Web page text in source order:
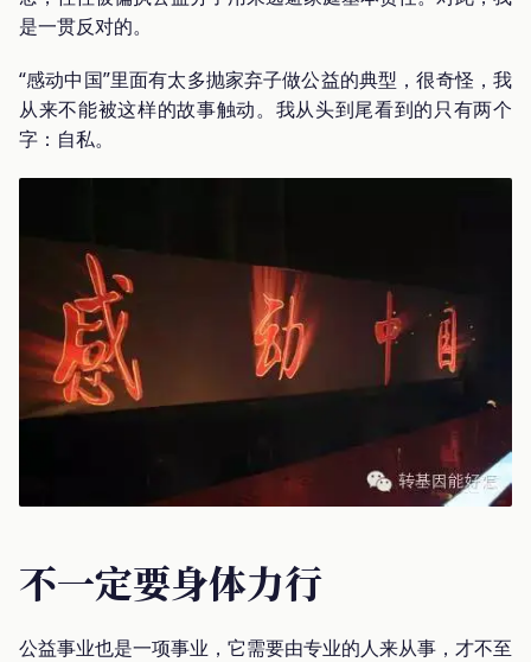
是一贯反对的。
“感动中国”里面有太多抛家弃子做公益的典型，很奇怪，我
从来不能被这样的故事触动。我从头到尾看到的只有两个
字：自私。
不一定要身体力行
公益事业也是一项事业，它需要由专业的人来从事，才不至